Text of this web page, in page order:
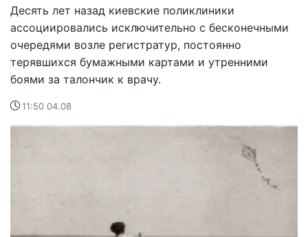
Десять лет назад киевские поликлиники
ассоциировались исключительно с бесконечными
очередями возле регистратур, постоянно
терявшихся бумажными картами и утренними
боями за талончик к врачу.
11:50 04.08